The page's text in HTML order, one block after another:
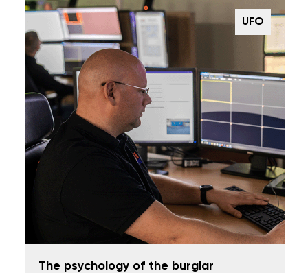
UFO
The psychology of the burglar